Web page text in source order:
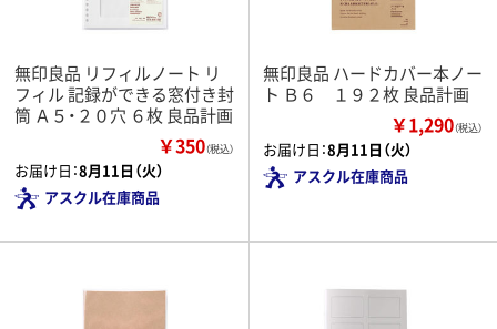
無印良品 リフィルノート リ
フィル 記録ができる窓付き封
筒 Ａ５・２０穴 ６枚 良品計画
￥350（税込）
お届け日：8月11日（火）
アスクル在庫商品
無印良品 ハードカバー本ノー
ト Ｂ６ １９２枚 良品計画
￥1,290（税込）
お届け日：8月11日（火）
アスクル在庫商品